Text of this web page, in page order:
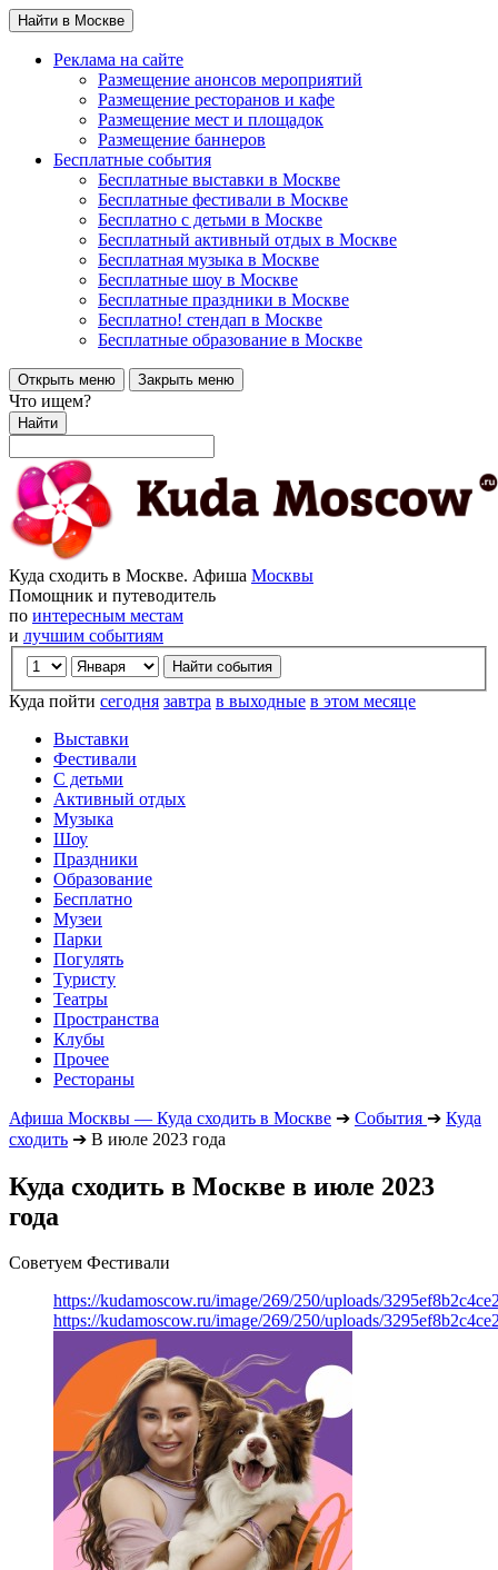
Найти в Москве
Реклама на сайте
Размещение анонсов мероприятий
Размещение ресторанов и кафе
Размещение мест и площадок
Размещение баннеров
Бесплатные события
Бесплатные выставки в Москве
Бесплатные фестивали в Москве
Бесплатно с детьми в Москве
Бесплатный активный отдых в Москве
Бесплатная музыка в Москве
Бесплатные шоу в Москве
Бесплатные праздники в Москве
Бесплатно! стендап в Москве
Бесплатные образование в Москве
Открыть меню Закрыть меню
Что ищем?
Найти
Куда сходить в Москве. Афиша Москвы
Помощник и путеводитель
по интересным местам
и лучшим событиям
Куда пойти сегодня завтра в выходные в этом месяце
Выставки
Фестивали
С детьми
Активный отдых
Музыка
Шоу
Праздники
Образование
Бесплатно
Музеи
Парки
Погулять
Туристу
Театры
Пространства
Клубы
Прочее
Рестораны
Афиша Москвы — Куда сходить в Москве ➔ События ➔ Куда
сходить ➔ В июле 2023 года
Куда сходить в Москве в июле 2023
года
Советуем Фестивали
https://kudamoscow.ru/image/269/250/uploads/
https://kudamoscow.ru/image/269/250/uploads/